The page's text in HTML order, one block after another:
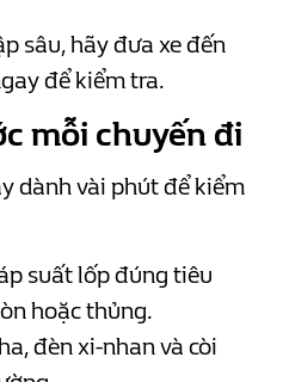
sâu, hãy đưa xe đến
để kiểm tra.
mỗi chuyến đi
dành vài phút để kiểm
suất lốp đúng tiêu
hoặc thủng.
đèn xi-nhan và còi